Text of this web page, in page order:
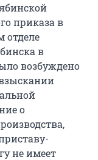
приказа в
отделе
в
возбуждено
о
не имеет